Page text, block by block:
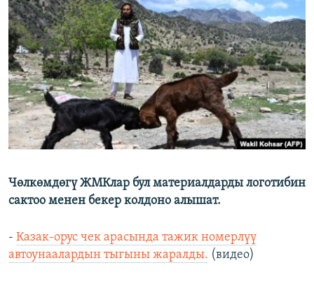
поиску
Чөлкөмдөгү ЖМКлар бул материалдарды логотибин
сактоо менен бекер колдоно алышат.
- Казак-орус чек арасында тажик номерлүү
автоунаалардын тыгыны жаралды. (видео)